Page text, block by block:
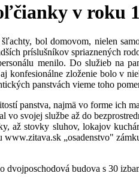
v roku
bol domovom, nielen
príslušníkov spriaznených
menilo. Do služieb na
zloženie bolo v
panstvách vieme toho
panstva, najmä vo forme ich
svojej službe až do
až stovky sluhov, lokajov
„osadenstvo"
budova s 30